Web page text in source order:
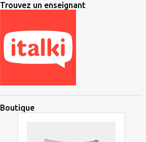
Trouvez un enseignant
Boutique